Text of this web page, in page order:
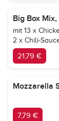
Big Box
mit 13 x
2 x Chili-
21,79 €
Mozzarella
7,79 €